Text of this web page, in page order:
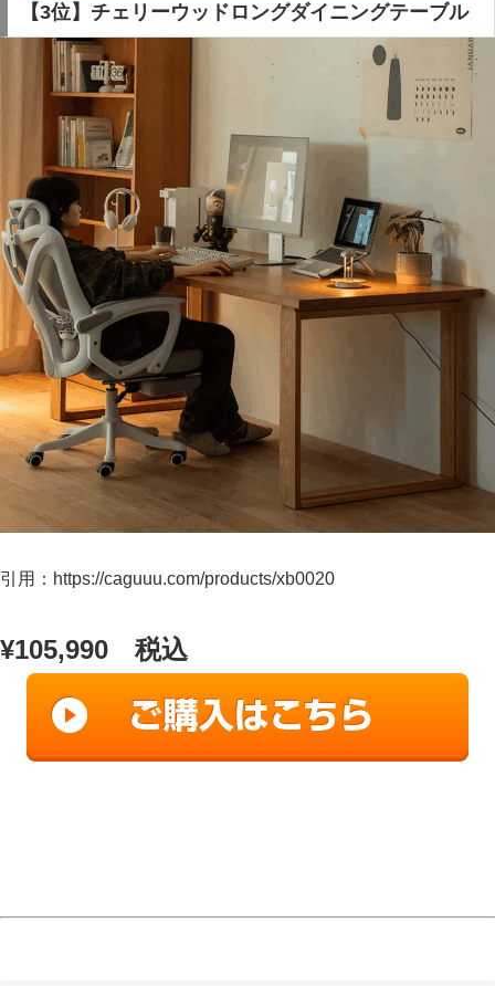
【3位】チェリーウッドロングダイニングテーブル
引用：https://caguuu.com/products/xb0020
¥105,990 税込